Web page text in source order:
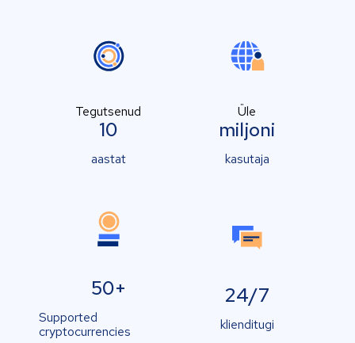
Tegutsenud
10
aastat
Üle
miljoni
kasutaja
50+
Supported
cryptocurrencies
24/7
klienditugi